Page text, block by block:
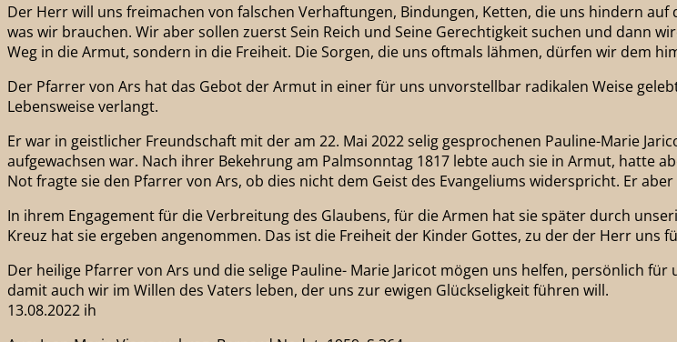
Der Herr will uns freimachen von falschen Verhaftungen, Bindungen, Ketten, die uns hindern
was wir brauchen. Wir aber sollen zuerst Sein Reich und Seine Gerechtigkeit suchen und dann
Weg in die Armut, sondern in die Freiheit. Die Sorgen, die uns oftmals lähmen, dürfen wir dem
Der Pfarrer von Ars hat das Gebot der Armut in einer für uns unvorstellbar radikalen Weise
Lebensweise verlangt.
Er war in geistlicher Freundschaft mit der am 22. Mai 2022 selig gesprochenen Pauline-Marie
aufgewachsen war. Nach ihrer Bekehrung am Palmsonntag 1817 lebte auch sie in Armut, hatte
Not fragte sie den Pfarrer von Ars, ob dies nicht dem Geist des Evangeliums widerspricht. Er
In ihrem Engagement für die Verbreitung des Glaubens, für die Armen hat sie später durch
Kreuz hat sie ergeben angenommen. Das ist die Freiheit der Kinder Gottes, zu der der Herr uns
Der heilige Pfarrer von Ars und die selige Pauline- Marie Jaricot mögen uns helfen, persönlich
damit auch wir im Willen des Vaters leben, der uns zur ewigen Glückseligkeit führen will.
13.08.2022 ih